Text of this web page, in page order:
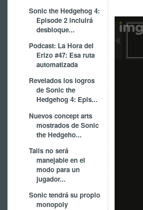
Sonic the Hedgehog 4:
Episode 2 incluirá
desbloque...
Podcast: La Hora del
Erizo #47: Esa ruta
automatizada
Revelados los logros
de Sonic the
Hedgehog 4: Epis...
Nuevos concept arts
mostrados de Sonic
the Hedgeho...
Tails no será
manejable en el
modo para un
jugador...
Sonic tendrá su propio
monopoly